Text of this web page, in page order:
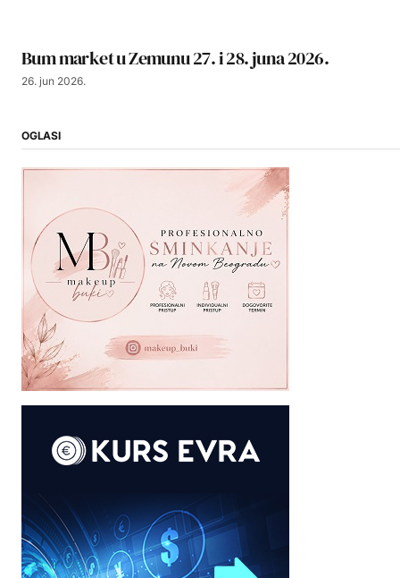
Bum market u Zemunu 27. i 28. juna 2026.
26. jun 2026.
OGLASI